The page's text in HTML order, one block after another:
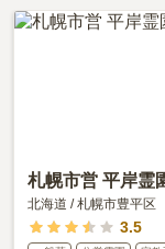
管理状況 4.0
ていますが、毎日
る場所もなく、周
札幌市営 平岸霊
北海道 /札幌市豊平区
3.5